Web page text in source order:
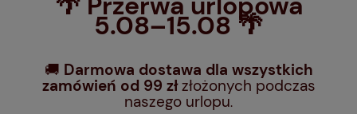
5.08–15.08 🌴
🚚 Darmowa dostawa dla wszystkich
zamówień od 99 złzłożonych podczas
naszego urlopu.